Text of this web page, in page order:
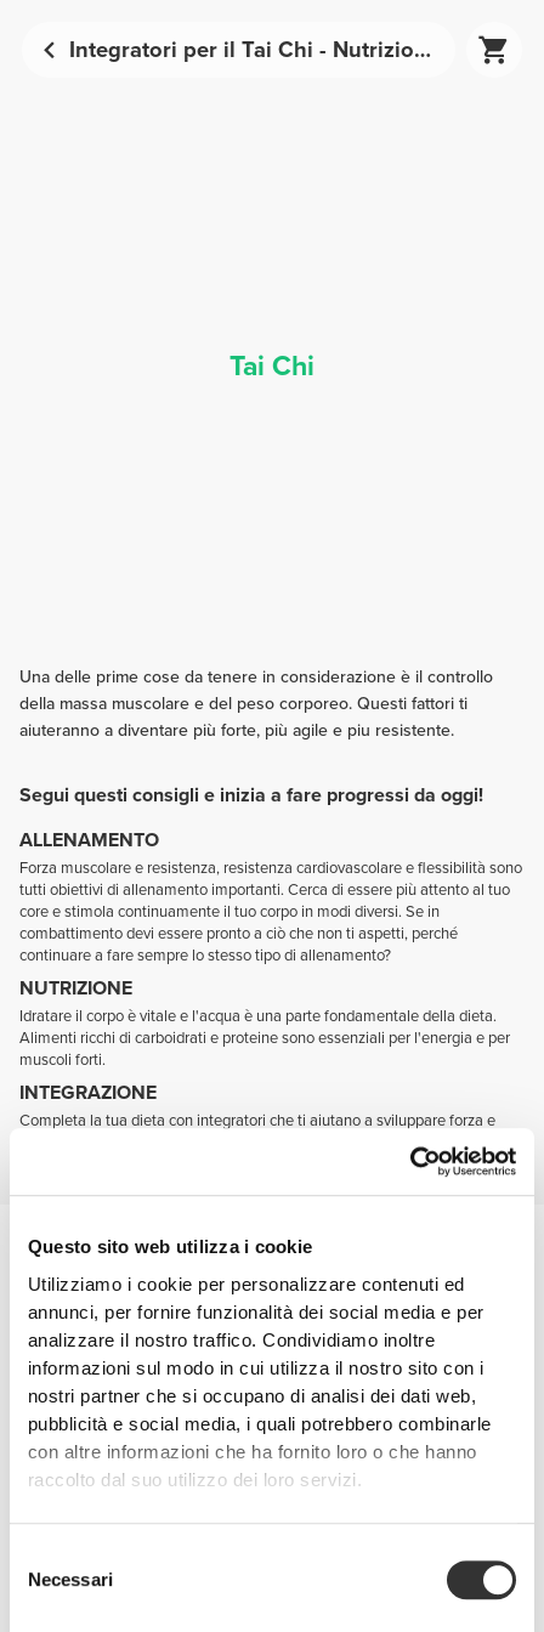
Questo sito web utilizza i cookie
Utilizziamo i cookie per personalizzare contenuti ed
annunci, per fornire funzionalità dei social media e per
analizzare il nostro traffico. Condividiamo inoltre
informazioni sul modo in cui utilizza il nostro sito con i
nostri partner che si occupano di analisi dei dati web,
pubblicità e social media, i quali potrebbero combinarle
con altre informazioni che ha fornito loro o che hanno
raccolto dal suo utilizzo dei loro servizi.
delNecessari
Integratori per il Tai Chi - Nutrizione Sportiva | Prozis
Tai Chi
Una delle prime cose da tenere in considerazione è il controllo
della massa muscolare e del peso corporeo. Questi fattori ti
aiuteranno a diventare più forte, più agile e piu resistente.
Segui questi consigli e inizia a fare progressi da oggi!
ALLENAMENTO
Forza muscolare e resistenza, resistenza cardiovascolare e flessibilità sono
tutti obiettivi di allenamento importanti. Cerca di essere più attento al tuo
core e stimola continuamente il tuo corpo in modi diversi. Se in
combattimento devi essere pronto a ciò che non ti aspetti, perché
continuare a fare sempre lo stesso tipo di allenamento?
NUTRIZIONE
Idratare il corpo è vitale e l'acqua è una parte fondamentale della dieta.
Alimenti ricchi di carboidrati e proteine sono essenziali per l'energia e per
muscoli forti.
INTEGRAZIONE
Completa la tua dieta con integratori che ti aiutano a sviluppare forza e
massa muscolare, mantieniti pronto mentalmente e proteggi le tue
Prevenzione dagli infortuni
Sei più agile e resistente quando le tue articolazioni sono sane e ben
protette.
Ricorda questi due nomi: glucosamina e condroitina.